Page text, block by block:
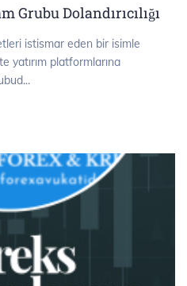
Grubu Dolandırıcılığı
istismar eden bir isimle
yatırım platformlarına